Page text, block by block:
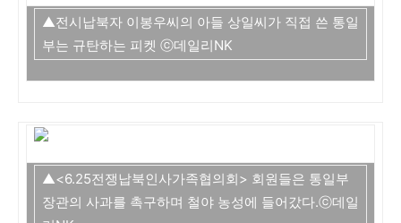
▲전시납북자 이봉우씨의 아들 상일씨가 직접 쓴 통일
부는 규탄하는 피켓 ⓒ데일리NK
▲<6.25전쟁납북인사가족협의회> 회원들은 통일부
장관의 사과를 촉구하며 철야 농성에 들어갔다.ⓒ데일